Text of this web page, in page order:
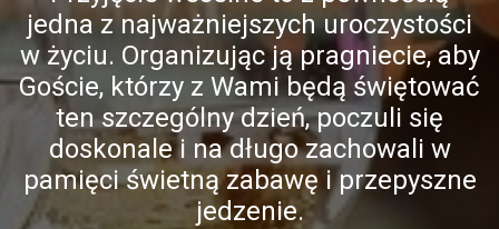
jedna z najważniejszych uroczystości
w życiu. Organizując ją pragniecie, aby
Goście, którzy z Wami będą świętować
ten szczególny dzień, poczuli się
doskonale i na długo zachowali w
pamięci świetną zabawę i przepyszne
jedzenie.